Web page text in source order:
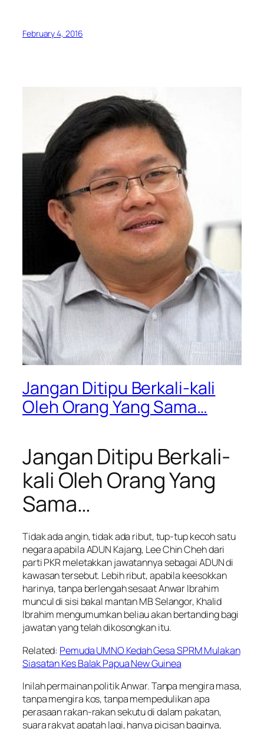
February 4, 2016
Jangan Ditipu Berkali-kali
Oleh Orang Yang Sama…
Jangan Ditipu Berkali-
kali Oleh Orang Yang
Sama…
Tidak ada angin, tidak ada ribut, tup-tup kecoh satu
negara apabila ADUN Kajang, Lee Chin Cheh dari
parti PKR meletakkan jawatannya sebagai ADUN di
kawasan tersebut. Lebih ribut, apabila keesokkan
harinya, tanpa berlengah sesaat Anwar Ibrahim
muncul di sisi bakal mantan MB Selangor, Khalid
Ibrahim mengumumkan beliau akan bertanding bagi
jawatan yang telah dikosongkan itu.
Related: Pemuda UMNO Kedah Gesa SPRM Mulakan
Siasatan Kes Balak Papua New Guinea
Inilah permainan politik Anwar. Tanpa mengira masa,
tanpa mengira kos, tanpa mempedulikan apa
perasaan rakan-rakan sekutu di dalam pakatan,
suara rakyat apatah lagi, hanya picisan baginya,